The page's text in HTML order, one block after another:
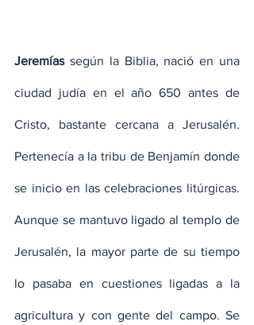
Jeremías según la Biblia, nació en una
ciudad judía en el año 650 antes de
Cristo, bastante cercana a Jerusalén.
Pertenecía a la tribu de Benjamín donde
se inicio en las celebraciones litúrgicas.
Aunque se mantuvo ligado al templo de
Jerusalén, la mayor parte de su tiempo
lo pasaba en cuestiones ligadas a la
agricultura y con gente del campo. Se